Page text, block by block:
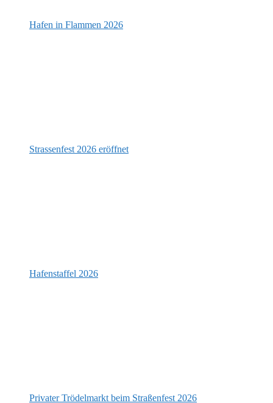
Hafen in Flammen 2026
Strassenfest 2026 eröffnet
Hafenstaffel 2026
Privater Trödelmarkt beim Straßenfest 2026